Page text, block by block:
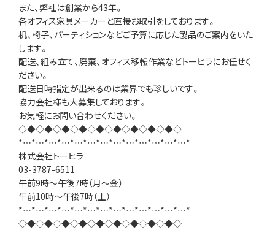
また、弊社は創業から43年。
各オフィス家具メーカーと直接お取引をしております。
机、椅子、パーティションなどご予算に応じた製品のご案内をいた
します。
配送、組み立て、廃棄、オフィス移転作業などトーヒラにお任せく
ださい。
配送日時指定が出来るのは業界でも珍しいです。
協力会社様も大募集しております。
お気軽にお問い合わせください。
◇◆◇◆◇◆◇◆◇◆◇◆◇◆◇◆◇◆◇
*…*…*…*…*…*…*…*…*…*…*…*…*…*
株式会社トーヒラ
03-3787-6511
午前9時～午後7時（月～金）
午前10時～午後7時（土）
*…*…*…*…*…*…*…*…*…*…*…*…*…*
◇◆◇◆◇◆◇◆◇◆◇◆◇◆◇◆◇◆◇